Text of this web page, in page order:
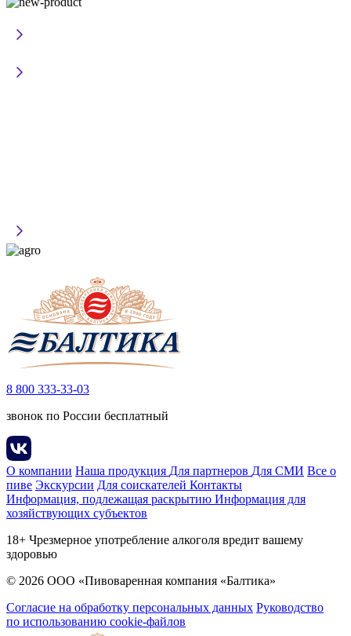
8 800 333-33-03
звонок по России бесплатный
О компании Наша продукция Для партнеров Для СМИ Все о
пиве Экскурсии Для соискателей Контакты
Информация, подлежащая раскрытию Информация для
хозяйствующих субъектов
18+ Чрезмерное употребление алкоголя вредит вашему
здоровью
© 2026 ООО «Пивоваренная компания «Балтика»
Согласие на обработку персональных данных Руководство
по использованию cookie-файлов